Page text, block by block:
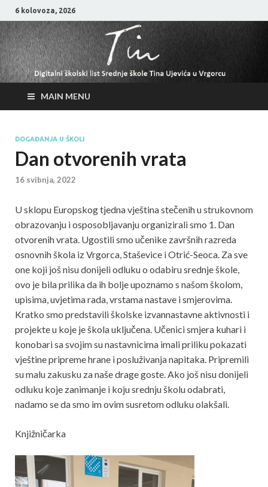
6 kolovoza, 2026
MAIN MENU
DOGAĐANJA U ŠKOLI
Dan otvorenih vrata
16 svibnja, 2022
U sklopu Europskog tjedna vještina stečenih u strukovnom
obrazovanju i osposobljavanju organizirali smo 1. Dan
otvorenih vrata. Ugostili smo učenike završnih razreda
osnovnih škola iz Vrgorca, Staševice i Otrić-Seoca. Za sve
one koji još nisu donijeli odluku o odabiru srednje škole,
ovo je bila prilika da ih bolje upoznamo s našom školom,
upisima, uvjetima rada, vrstama nastave i smjerovima.
Kratko smo predstavili školske izvannastavne aktivnosti i
projekte u koje je škola uključena. Učenici smjera kuhari i
konobari sa svojim su nastavnicima imali priliku pokazati
vještine pripreme hrane i posluživanja napitaka. Pripremili
su malu zakusku za naše drage goste. Ako još nisu donijeli
odluku koje zanimanje i koju srednju školu odabrati,
nadamo se da smo im ovim susretom odluku olakšali.
Knjižničarka